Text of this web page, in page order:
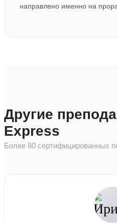
направлено именно на
Другие
Express
Более 80 сертифицированных